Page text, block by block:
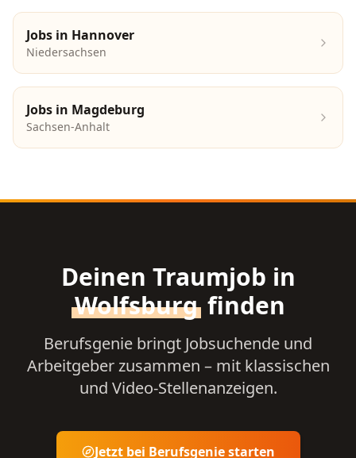
Jobs in Hannover
Niedersachsen
Jobs in Magdeburg
Sachsen-Anhalt
Deinen Traumjob in
Wolfsburgfinden
Berufsgenie bringt Jobsuchende und
Arbeitgeber zusammen – mit klassischen
und Video-Stellenanzeigen.
Jetzt bei Berufsgenie starten